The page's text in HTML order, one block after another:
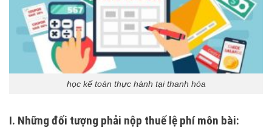
học kế toán thực hành tại thanh hóa
I. Những đối tượng phải nộp thuế lệ phí môn bài: